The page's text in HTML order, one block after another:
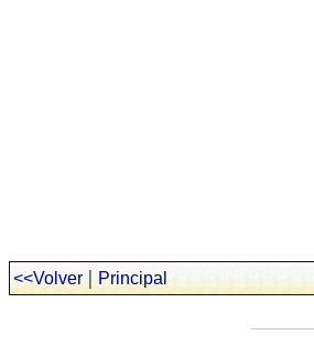
<<Volver|Principal